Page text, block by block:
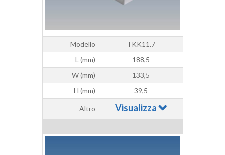
Modello
TKK11.7
L (mm)
188,5
W (mm)
133,5
H (mm)
39,5
Altro Visualizza